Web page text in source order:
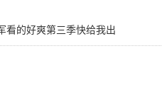
看的好爽第三季快给我出